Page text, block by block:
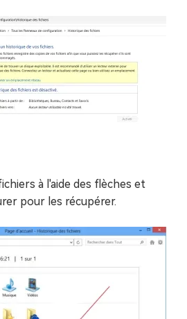
à l'aide des flèches et
pour les récupérer.